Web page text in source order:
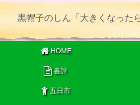
黒帽子のしん「大きくなった
HOME
書評
五日市